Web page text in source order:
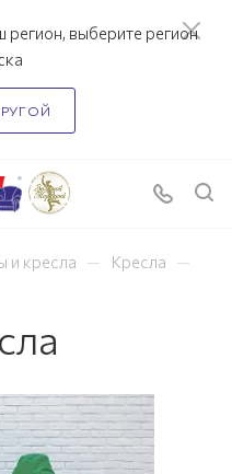
выберите регион
и кресла — Кресла —